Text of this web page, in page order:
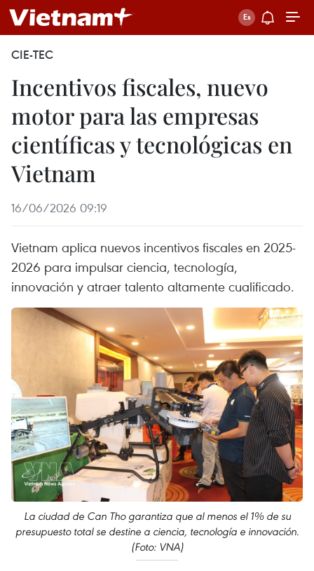
CIE-TEC
Incentivos fiscales, nuevo
motor para las empresas
científicas y tecnológicas en
Vietnam
16/06/2026 09:19
Vietnam aplica nuevos incentivos fiscales en 2025-
2026 para impulsar ciencia, tecnología,
innovación y atraer talento altamente cualificado.
La ciudad de Can Tho garantiza que al menos el 1% de su
presupuesto total se destine a ciencia, tecnología e innovación.
(Foto: VNA)